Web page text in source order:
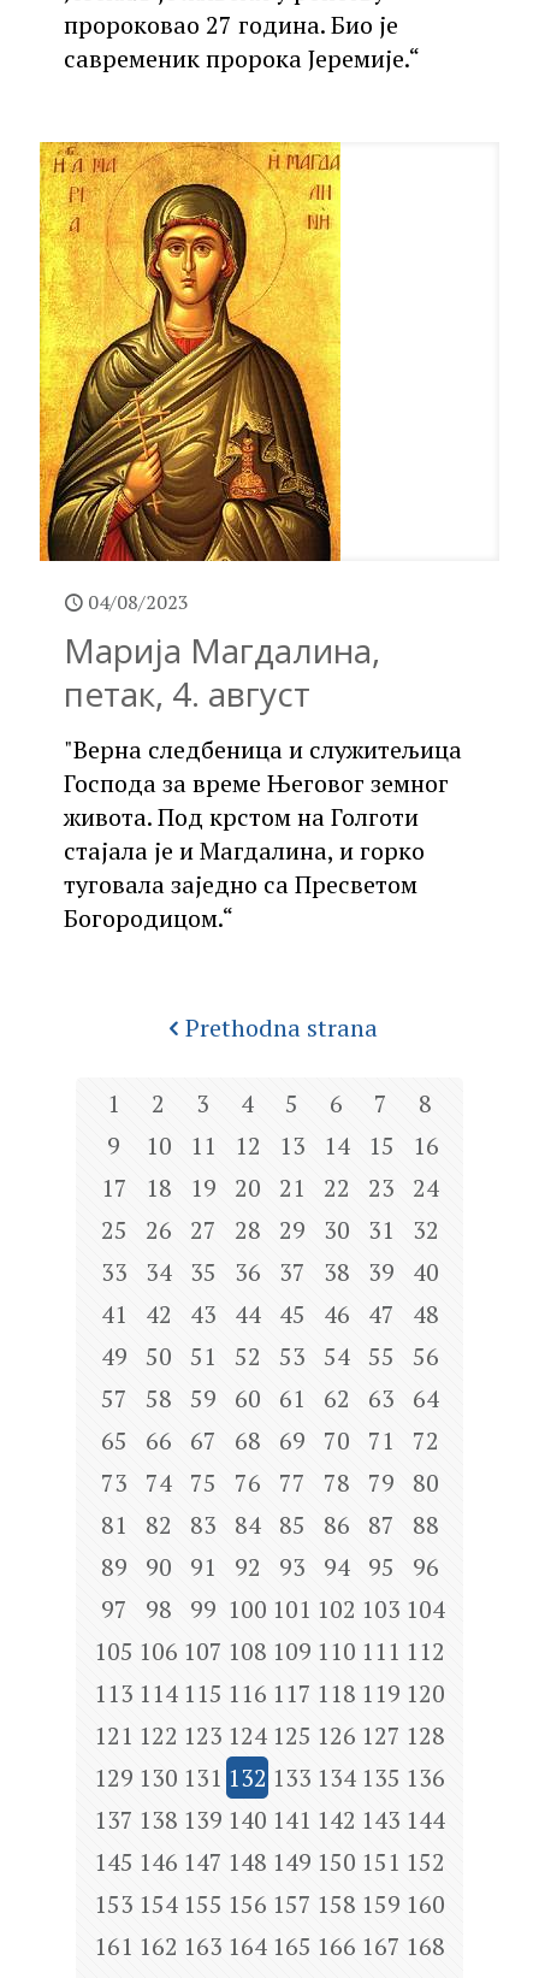
пророковао 27 година. Био је
савременик пророка Јеремије.“
04/08/2023
Марија Магдалина,
петак, 4. август
"Верна следбеница и служитељица
Господа за време Његовог земног
живота. Под крстом на Голготи
стајала је и Магдалина, и горко
туговала заједно са Пресветом
Богородицом.“
Prethodna strana
1 2 3 4 5 6 7
8
9
10 11 12 13 14 15
16
17
18 19 20 21 22 23
24
25
26 27 28 29 30 31
32
33
34 35 36 37 38 39
40
41
42 43 44 45 46 47
48
49
50 51 52 53 54 55
56
57
58 59 60 61 62 63
64
65
66 67 68 69 70 71
72
73
74 75 76 77 78 79
80
81
82 83 84 85 86 87
88
89
90 91 92 93 94 95
96
97
98 99 100 101 102 103 104
105 106 107 108 109 110 111 112
113 114 115 116 117 118 119 120
121 122 123 124 125 126 127 128
129 130 131 132 133 134 135 136
137 138 139 140 141 142 143 144
145 146 147 148 149 150 151 152
153 154 155 156 157 158 159 160
161 162 163 164 165 166 167 168